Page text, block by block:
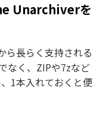
Unarchiverを
ら長らく支持される
なく、ZIPや7zなど
1本入れておくと便